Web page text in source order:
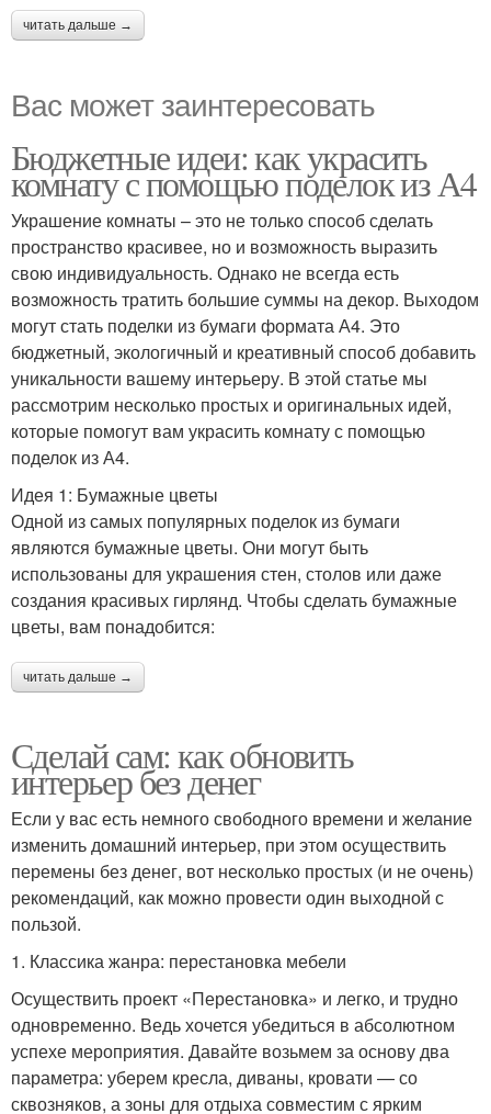
читать дальше →
Вас может заинтересовать
Бюджетные идеи: как украсить
комнату с помощью поделок из А4
Украшение комнаты – это не только способ сделать
пространство красивее, но и возможность выразить
свою индивидуальность. Однако не всегда есть
возможность тратить большие суммы на декор. Выходом
могут стать поделки из бумаги формата А4. Это
бюджетный, экологичный и креативный способ добавить
уникальности вашему интерьеру. В этой статье мы
рассмотрим несколько простых и оригинальных идей,
которые помогут вам украсить комнату с помощью
поделок из А4.
Идея 1: Бумажные цветы
Одной из самых популярных поделок из бумаги
являются бумажные цветы. Они могут быть
использованы для украшения стен, столов или даже
создания красивых гирлянд. Чтобы сделать бумажные
цветы, вам понадобится:
читать дальше →
Сделай сам: как обновить
интерьер без денег
Если у вас есть немного свободного времени и желание
изменить домашний интерьер, при этом осуществить
перемены без денег, вот несколько простых (и не очень)
рекомендаций, как можно провести один выходной с
пользой.
1. Классика жанра: перестановка мебели
Осуществить проект «Перестановка» и легко, и трудно
одновременно. Ведь хочется убедиться в абсолютном
успехе мероприятия. Давайте возьмем за основу два
параметра: уберем кресла, диваны, кровати — со
сквозняков, а зоны для отдыха совместим с ярким